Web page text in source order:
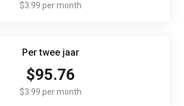
$3.99 per month
Per twee jaar
$95.76
$3.99 per month